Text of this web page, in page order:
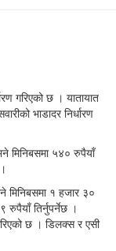
गरिएको छ । यातायात
भाडादर निर्धारण
मिनिबसमा ५४० रुपैयाँ
मिनिबसमा १ हजार ३०
तिर्नुपर्नेछ ।
छ । डिलक्स र एसी